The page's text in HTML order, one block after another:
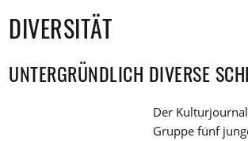
DIVERSITÄT
UNTERGRÜNDLICH DIVERSE
Der
Gruppe fünf